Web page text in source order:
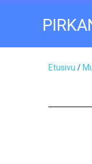
Etusivu /